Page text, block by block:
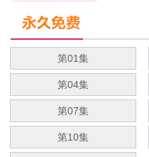
第01集
第04集
第07集
第10集